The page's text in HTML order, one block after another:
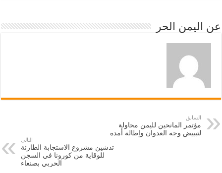
عن اليمن الحر
السابق
مؤتمر المانحين لليمن محاولة
لتبييض وجه العدوان وإطالة أمده
التالي
تدشين مشروع الاستجابة الطارئة
للوقاية من كورونا في السجن
الحربي بصنعاء